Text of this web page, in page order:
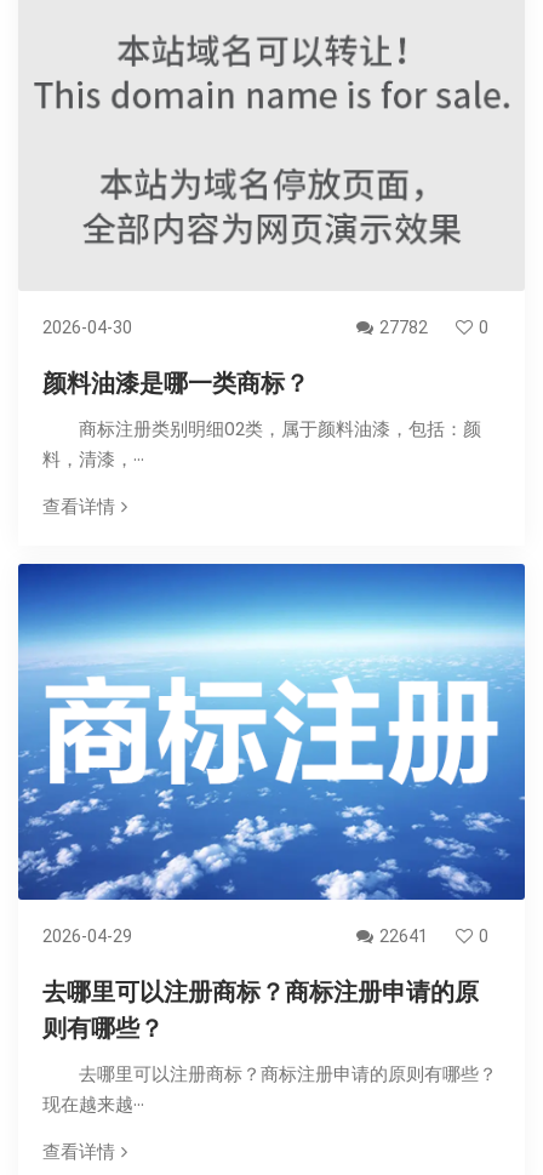
2026-04-30 27782 0
颜料油漆是哪一类商标？
商标注册类别明细02类，属于颜料油漆，包括：颜
料，清漆，···
查看详情
2026-04-29 22641 0
去哪里可以注册商标？商标注册申请的原
则有哪些？
去哪里可以注册商标？商标注册申请的原则有哪些？
现在越来越···
查看详情